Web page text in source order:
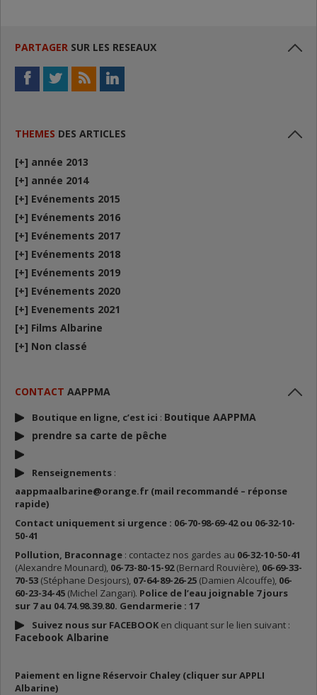
PARTAGER SUR LES RESEAUX
THEMES DES ARTICLES
[+] année 2013
[+] année 2014
[+] Evénements 2015
[+] Evénements 2016
[+] Evénements 2017
[+] Evénements 2018
[+] Evénements 2019
[+] Evénements 2020
[+] Evenements 2021
[+] Films Albarine
[+] Non classé
CONTACT AAPPMA
Boutique en ligne, c’est ici : Boutique AAPPMA
prendre sa carte de pêche
Renseignements :
aappmaalbarine@orange.fr (mail recommandé – réponse
rapide)
Contact uniquement si urgence : 06-70-98-69-42 ou 06-32-10-
50-41
Pollution, Braconnage : contactez nos gardes au 06-32-10-50-41
(Alexandre Mounard), 06-73-80-15-92(Bernard Rouvière), 06-69-33-
70-53 (Stéphane Desjours), 07-64-89-26-25 (Damien Alcouffe), 06-
60-23-34-45 (Michel Zangari). Police de l’eau joignable 7 jours
sur 7 au 04.74.98.39.80. Gendarmerie : 17
Suivez nous sur FACEBOOK en cliquant sur le lien suivant :
Facebook Albarine
Paiement en ligne Réservoir Chaley (cliquer sur APPLI
Albarine)